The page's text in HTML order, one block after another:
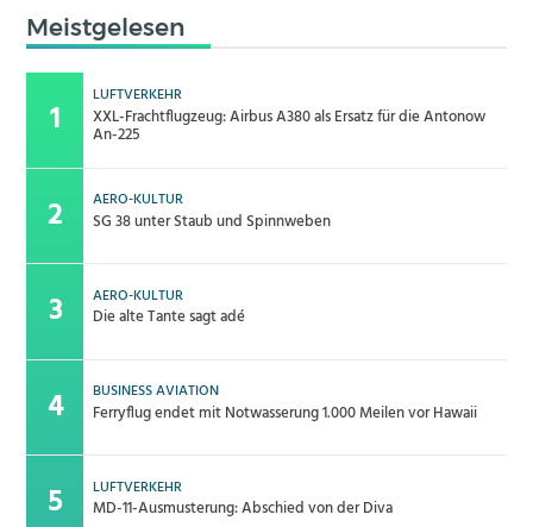
Meistgelesen
LUFTVERKEHR
XXL-Frachtflugzeug: Airbus A380 als Ersatz für die Antonow
An-225
AERO-KULTUR
SG 38 unter Staub und Spinnweben
AERO-KULTUR
Die alte Tante sagt adé
BUSINESS AVIATION
Ferryflug endet mit Notwasserung 1.000 Meilen vor Hawaii
LUFTVERKEHR
MD-11-Ausmusterung: Abschied von der Diva